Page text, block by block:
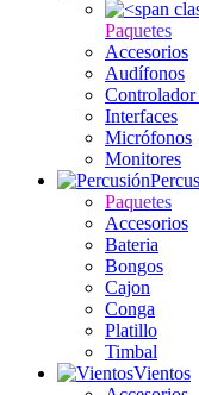
Paquetes
Accesorios
Audífonos
Interfaces
Micrófonos
Monitores
Paquetes
Accesorios
Bateria
Bongos
Cajon
Conga
Platillo
Timbal
Vientos